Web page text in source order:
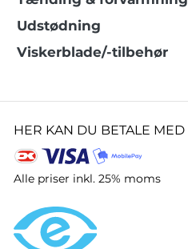
Udstødning
Viskerblade/-tilbehør
HER KAN DU BETALE MED
Alle priser inkl. 25% moms